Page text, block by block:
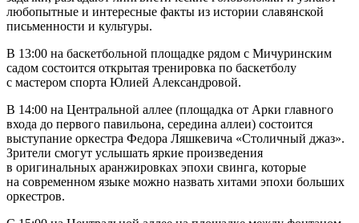
любопытные и интересные факты из истории славянской
письменности и культуры.
В 13:00 на баскетбольной площадке рядом с Мичуринским
садом состоится открытая тренировка по баскетболу
с мастером спорта Юлией Александровой.
В 14:00 на Центральной аллее (площадка от Арки главного
входа до первого павильона, середина аллеи) состоится
выступание оркестра Федора Ляшкевича «Столичный джаз».
Зрители смогут услышать яркие произведения
в оригинальных аранжировках эпохи свинга, которые
на современном языке можно назвать хитами эпохи больших
оркестров.